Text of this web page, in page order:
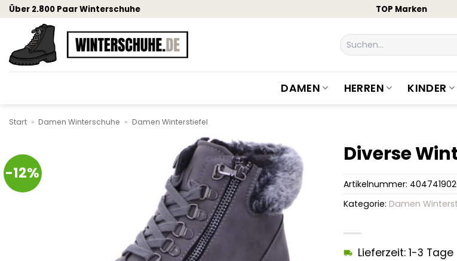
Zum
springen
Über 2.800 Paar Winterschuhe TOP Marken
Suchen
nach:
DAMEN HERREN KINDER
Start » Damen Winterschuhe » Damen Winterstiefel
-12%
Diverse
Lieferzeit: 1-3 Tage
Artikelnummer:
Kategorie: Damen